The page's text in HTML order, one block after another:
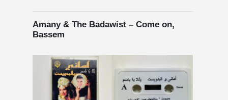
Amany & The Badawist – Come on,
Bassem